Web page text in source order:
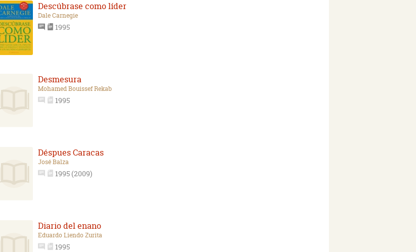
Descúbrase como líder
Dale Carnegie
1995
Desmesura
Mohamed Bouissef Rekab
1995
Déspues Caracas
José Balza
1995 (2009)
Diario del enano
Eduardo Liendo Zurita
1995